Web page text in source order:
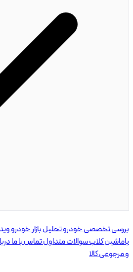
بررسی تخصصی خودروتحلیل بازار خودرو
باماشین کلابسوالات متداولتماس با ما
و مرجوعی کالا